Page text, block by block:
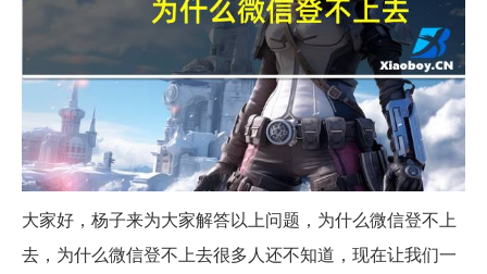
大家好，杨子来为大家解答以上问题，为什么微信登不上
去，为什么微信登不上去很多人还不知道，现在让我们一